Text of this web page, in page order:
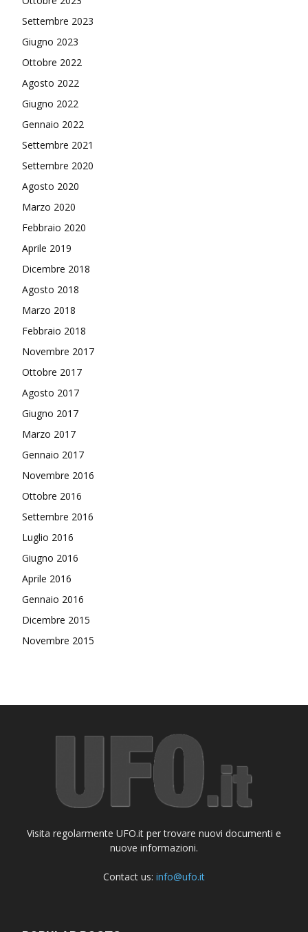
Settembre 2023
Giugno 2023
Ottobre 2022
Agosto 2022
Giugno 2022
Gennaio 2022
Settembre 2021
Settembre 2020
Agosto 2020
Marzo 2020
Febbraio 2020
Aprile 2019
Dicembre 2018
Agosto 2018
Marzo 2018
Febbraio 2018
Novembre 2017
Ottobre 2017
Agosto 2017
Giugno 2017
Marzo 2017
Gennaio 2017
Novembre 2016
Ottobre 2016
Settembre 2016
Luglio 2016
Giugno 2016
Aprile 2016
Gennaio 2016
Dicembre 2015
Novembre 2015
Visita regolarmente UFO.it per trovare nuovi documenti e
nuove informazioni.
Contact us: info@ufo.it